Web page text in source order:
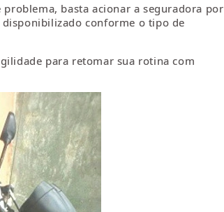
basta acionar a seguradora por
conforme o tipo de
para retomar sua rotina com